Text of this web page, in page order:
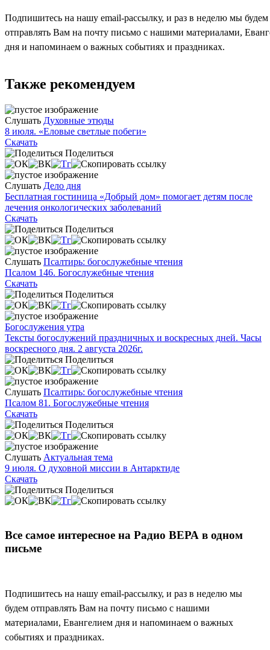
Подпишитесь на нашу email-рассылку, и раз в неделю мы будем
отправлять Вам на почту письмо с нашими материалами,
дня и напоминаем о важных событиях и праздниках.
Также рекомендуем
Слушать Духовные этюды
8 июля. «Еловые светлые побеги»
Скачать
Поделиться
Слушать Дело дня
Бесплатная гостиница «Добрый дом» помогает детям после
лечения онкологических заболеваний
Скачать
Поделиться
Слушать Псалтирь: богослужебные чтения
Псалом 146. Богослужебные чтения
Скачать
Поделиться
Богослужения утра
Тексты богослужений праздничных и воскресных дней. Часы
воскресного дня. 2 августа 2026г.
Поделиться
Слушать Псалтирь: богослужебные чтения
Псалом 81. Богослужебные чтения
Скачать
Поделиться
Слушать Актуальная тема
9 июля. О духовной миссии в Антарктиде
Скачать
Поделиться
Все самое интересное на Радио ВЕРА в одном
письме
Подпишитесь на нашу email-рассылку, и раз в неделю мы
будем отправлять Вам на почту письмо с нашими
материалами, Евангелием дня и напоминаем о важных
событиях и праздниках.